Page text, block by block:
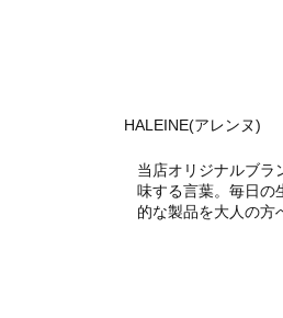
HALEINE(アレンヌ)
当店オリジナルブラ
味する言葉。毎日の
的な製品を大人の方